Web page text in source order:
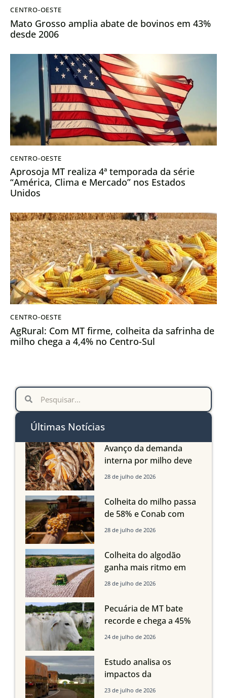
CENTRO-OESTE
Mato Grosso amplia abate de bovinos em 43%
desde 2006
CENTRO-OESTE
Aprosoja MT realiza 4ª temporada da série
“América, Clima e Mercado” nos Estados
Unidos
CENTRO-OESTE
AgRural: Com MT firme, colheita da safrinha de
milho chega a 4,4% no Centro-Sul
Últimas Notícias
Avanço da demanda
interna por milho deve
compensar aumento da
em Mato Grosso, aponta
Imea
28 de julho de 2026
Colheita do milho passa
de 58% e Conab com
boas produtividades em
quedas em Tocantins,
Maranhão e Piauí
28 de julho de 2026
Colheita do algodão
ganha mais ritmo em
Mato Grosso, Mato
Maranhão
28 de julho de 2026
Pecuária de MT bate
recorde e chega a 45%
dos bovinos abatidos
24 de julho de 2026
Estudo analisa os
impactos da
infraestrutura logística
23 de julho de 2026